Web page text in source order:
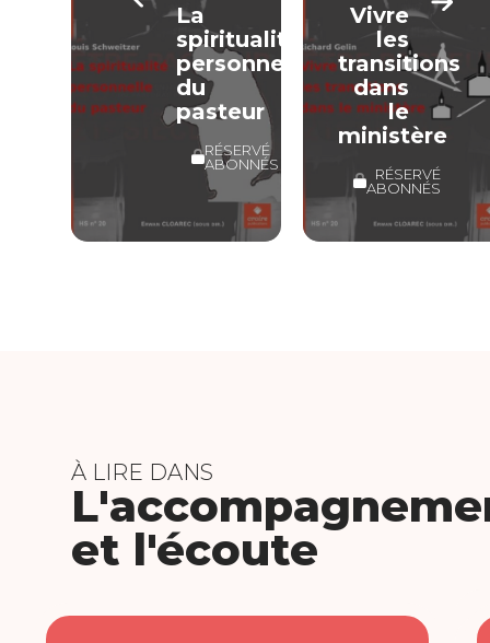
La
spiritualité
personnelle
du
pasteur
RÉSERVÉ
ABONNÉS
Vivre
les
transitions
dans
le
ministère
RÉSERVÉ
ABONNÉS
À LIRE DANS
et l'écoute